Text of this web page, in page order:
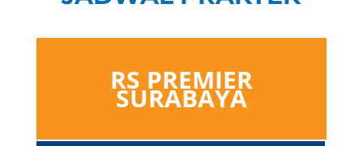
RS PREMIER
SURABAYA